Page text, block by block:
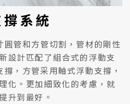
系統
管和方管切割，管材的剛性
設計匹配了組合式的浮動支
，方管采用軸式浮動支撐，
化。更加細致化的考慮，就
升到最好。